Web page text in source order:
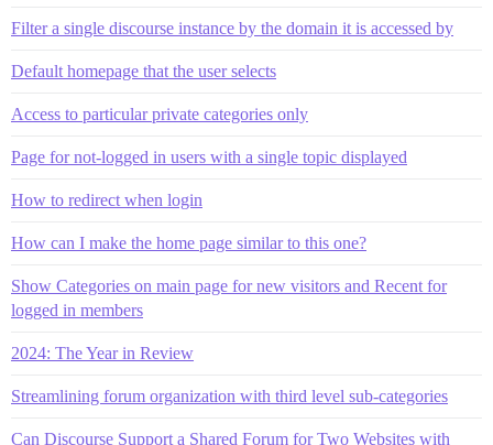
Filter a single discourse instance by the domain it is accessed by
Default homepage that the user selects
Access to particular private categories only
Page for not-logged in users with a single topic displayed
How to redirect when login
How can I make the home page similar to this one?
Show Categories on main page for new visitors and Recent for
logged in members
2024: The Year in Review
Streamlining forum organization with third level sub-categories
Can Discourse Support a Shared Forum for Two Websites with